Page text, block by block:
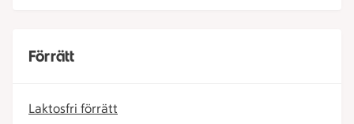
Förrätt
Laktosfri förrätt